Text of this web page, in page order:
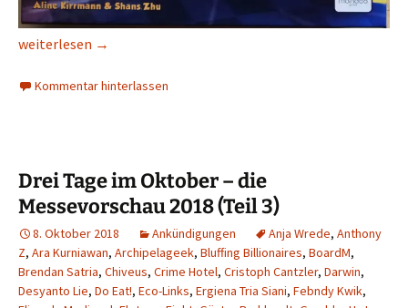
Auf und ab.
weiterlesen →
Kommentar hinterlassen
Drei Tage im Oktober – die
Messevorschau 2018 (Teil 3)
8. Oktober 2018 Ankündigungen Anja Wrede, Anthony
Z, Ara Kurniawan, Archipelageek, Bluffing Billionaires, BoardM,
Brendan Satria, Chiveus, Crime Hotel, Cristoph Cantzler, Darwin,
Desyanto Lie, Do Eat!, Eco-Links, Ergiena Tria Siani, Febndy Kwik,